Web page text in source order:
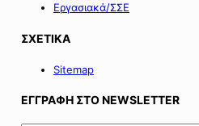
Εργασιακά/ΣΣΕ
ΣΧΕΤΙΚΑ
Sitemap
ΕΓΓΡΑΦΗ ΣΤΟ NEWSLETTER